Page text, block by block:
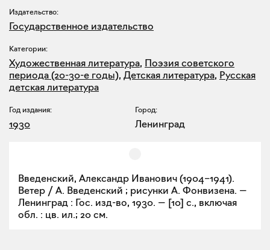
Издательство:
Государственное издательство
Категории:
Художественная литература, Поэзия советского
периода (20-30-е годы), Детская литература, Русская
детская литература
Год издания:
1930
Город:
Ленинград
Введенский, Александр Иванович (1904–1941).
Ветер / А. Введенский ; рисунки А. Фонвизена. —
Ленинград : Гос. изд-во, 1930. — [10] с., включая
обл. : цв. ил.; 20 см.